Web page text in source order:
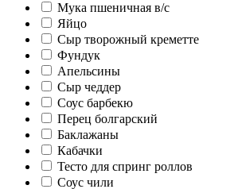
Мука пшеничная в/с
Яйцо
Сыр творожный креметте
Фундук
Апельсины
Сыр чеддер
Соус барбекю
Перец болгарский
Баклажаны
Кабачки
Тесто для спринг роллов
Соус чили